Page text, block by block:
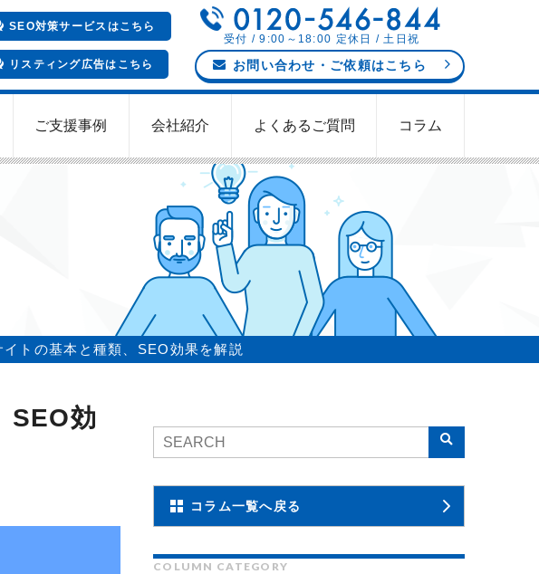
SEO対策サービスはこちら
リスティング広告はこちら
受付 / 9:00～18:00 定休日 / 土日祝
お問い合わせ ・ご依頼はこちら
ご支援事例 会社紹介 よくあるご質問 コラム
トの基本と種類、SEO効果を解説
SEO効
コラム一覧へ戻る
COLUMN CATEGORY